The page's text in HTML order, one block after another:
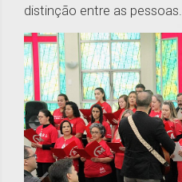
distinção entre as pessoas.